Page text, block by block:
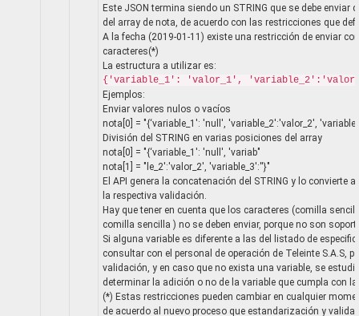
Este JSON termina siendo un STRING que se debe enviar
del array de nota, de acuerdo con las restricciones que
A la fecha (2019-01-11) existe una restricción de enviar
caracteres(*)
La estructura a utilizar es:
{'variable_1': 'valor_1',
Ejemplos:
Enviar valores nulos o vacíos
nota[0] = "{‘variable_1': 'null', 'variable_2':'valor_2',
División del STRING en varias posiciones del array
nota[0] = "{‘variable_1': 'null', 'variab"
nota[1] = "le_2':'valor_2', 'variable_3':''}"
El API genera la concatenación del STRING y lo convierte
la respectiva validación.
Hay que tener en cuenta que los caracteres (comilla
comilla sencilla ) no se deben enviar, porque no son
Si alguna variable es diferente a las del listado de
consultar con el personal de operación de Teleinte S.A.S,
validación, y en caso que no exista una variable, se
determinar la adición o no de la variable que cumpla con
(*) Estas restricciones pueden cambiar en cualquier
de acuerdo al nuevo proceso que estandarización y